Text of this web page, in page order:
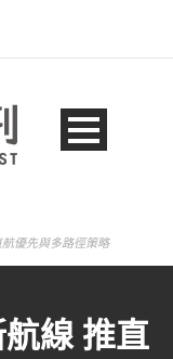
優先與多路徑策略
線 推直